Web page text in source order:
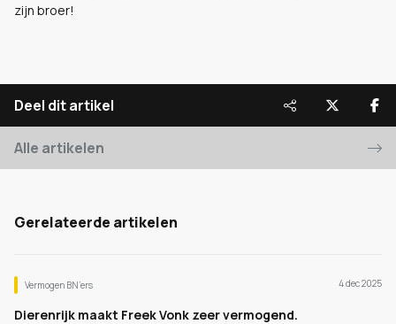
zijn broer!
Deel dit artikel
Alle artikelen
Gerelateerde artikelen
Vermogen BN’ers 4 dec 2025
Dierenrijk maakt Freek Vonk zeer vermogend.